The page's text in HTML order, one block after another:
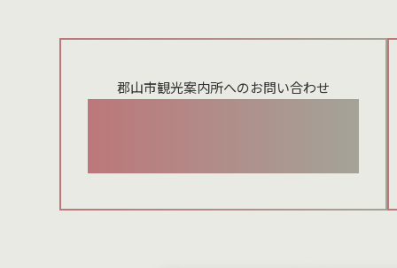
郡山市観光案内所へのお問い合わせ